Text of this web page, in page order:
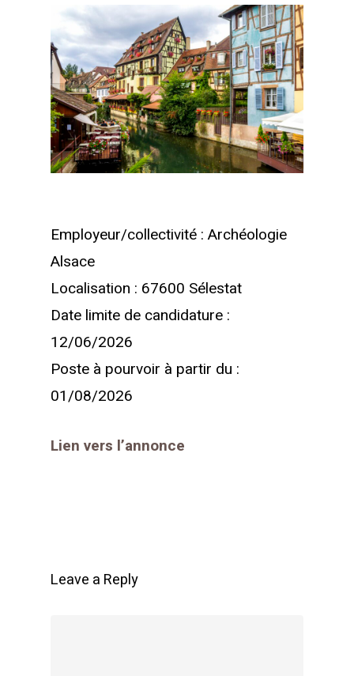
Employeur/collectivité : Archéologie
Alsace
Localisation : 67600 Sélestat
Date limite de candidature :
12/06/2026
Poste à pourvoir à partir du :
01/08/2026
Lien vers l’annonce
Leave a Reply